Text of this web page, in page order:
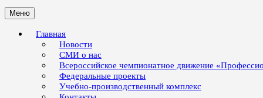
Меню
Главная
Новости
СМИ о нас
Всероссийское чемпионатное движение
Федеральные проекты
Учебно-производственный комплекс